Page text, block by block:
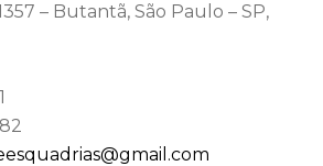
– Butantã, São Paulo – SP,